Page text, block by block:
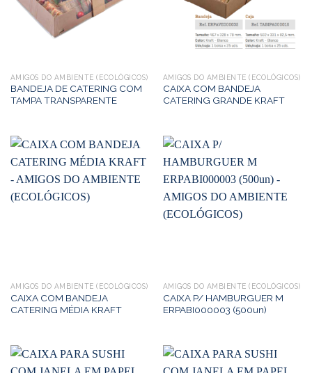
AMIGOS DO AMBIENTE (ECOLÓGICOS)
BANDEJA DE CATERING COM
TAMPA TRANSPARENTE
AMIGOS DO AMBIENTE (ECOLÓGICOS)
CAIXA COM BANDEJA
CATERING GRANDE KRAFT
AMIGOS DO AMBIENTE (ECOLÓGICOS)
CAIXA COM BANDEJA
CATERING MÉDIA KRAFT
AMIGOS DO AMBIENTE (ECOLÓGICOS)
CAIXA P/ HAMBURGUER M
ERPABI000003 (500un)